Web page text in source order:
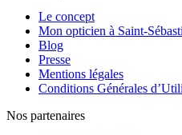
Le concept
Mon opticien à Saint-
Blog
Presse
Mentions légales
Conditions Générales
Nos partenaires